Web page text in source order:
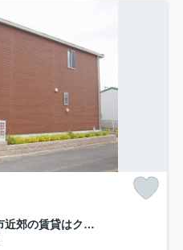
サンシャインＴ．Ｏ 刈谷市近郊の賃貸はクラスホーム刈谷店